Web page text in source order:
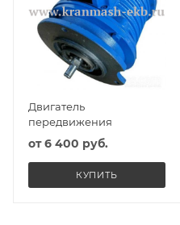
Двигатель
передвижения
от6 400 руб.
КУПИТЬ